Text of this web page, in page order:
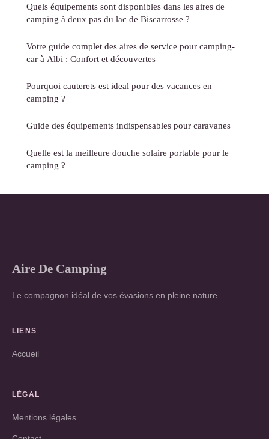
Quels équipements sont disponibles dans les aires de
camping à deux pas du lac de Biscarrosse ?
Votre guide complet des aires de service pour camping-
car à Albi : Confort et découvertes
Pourquoi cauterets est ideal pour des vacances en
camping ?
Guide des équipements indispensables pour caravanes
Quelle est la meilleure douche solaire portable pour le
camping ?
Aire De Camping
Le compagnon idéal de vos évasions en pleine nature
LIENS
Accueil
LÉGAL
Mentions légales